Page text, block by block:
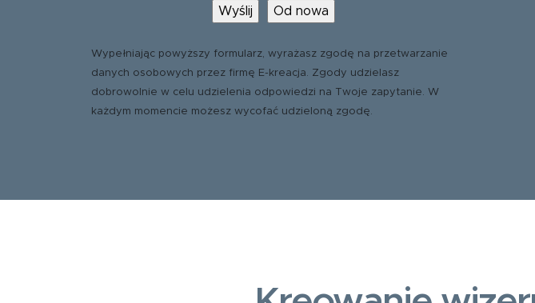
Wypełniając powyższy formularz, wyrażasz zgodę na przetwarzanie
danych osobowych przez firmę E-kreacja. Zgody udzielasz
dobrowolnie w celu udzielenia odpowiedzi na Twoje zapytanie. W
każdym momencie możesz wycofać udzieloną zgodę.